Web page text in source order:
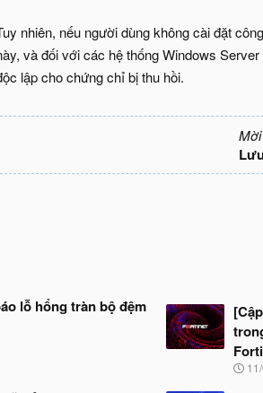
nhiên, nếu người dùng không cài đặt
và đối với các hệ thống Windows
lập cho chứng chỉ bị thu hồi.
lỗ hổng tràn bộ đệm
N